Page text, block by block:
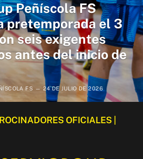
Peñíscola FS
pretemporada el 3
seis exigentes
antes del inicio de
FS 24 DE JULIO DE 2026
OFICIALES |